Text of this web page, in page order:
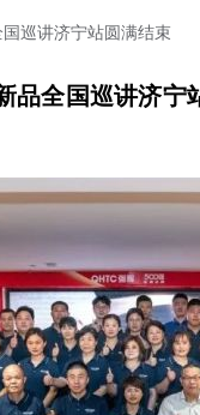
巡讲济宁站圆满结束
品全国巡讲济宁